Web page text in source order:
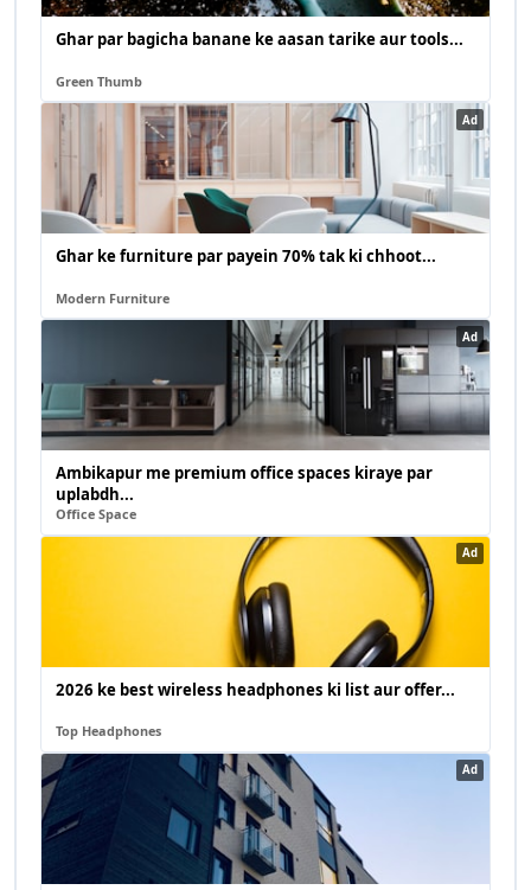
Ghar par bagicha banane ke aasan tarike aur tools...
Green Thumb
Ad
Ghar ke furniture par payein 70% tak ki chhoot...
Modern Furniture
Ad
Ambikapur me premium office spaces kiraye par
uplabdh...
Office Space
Ad
2026 ke best wireless headphones ki list aur offer...
Top Headphones
Ad